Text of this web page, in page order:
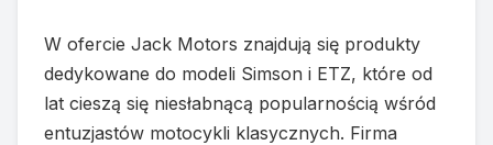
W ofercie Jack Motors znajdują się produkty
dedykowane do modeli Simson i ETZ, które od
lat cieszą się niesłabnącą popularnością wśród
entuzjastów motocykli klasycznych. Firma